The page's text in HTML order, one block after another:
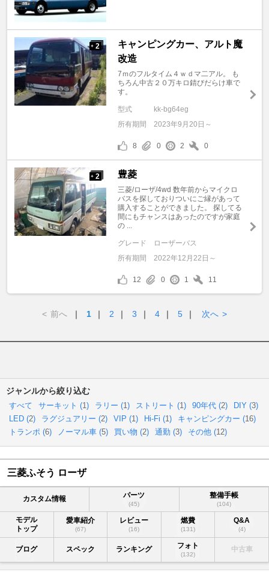
+ 2
キャンピングカー、アルト魔
改造
7ｍのフルタイム４ｗｄマ二アル。 も
ちろん中古２０万キロ錆びだらけ車で
す。
型式
kk-bg64eg
所有期間
2023年9月20日～
8 0 2 0
+ 2 豊菱
三菱/ローザ/4wd 数年前からマイクロ
バスを探しておりついにご縁があって
購入することができました。 探してる
間にもチャンスはあったのですが家庭
の ...
グレード
ローザーバス
所有期間
2022年12月22日～
12 0 1 11
< 前へ ｜ 1 ｜ 2 ｜ 3 ｜ 4 ｜ 5 ｜ 次へ >
ジャンルから絞り込む
すべて サーキット (1) ラリー (1) ストリート (1) 90年代 (2) DIY (3)
LED (2) ラグジュアリー (2) VIP (1) Hi-Fi (1) キャンピングカー (16)
トランポ (6) ノーマル車 (5) 買い物 (2) 通勤 (3) その他 (12)
三菱ふそう ローザ
カスタム情報 パーツ
(45)
整備手帳
(104)
モデル
トップ
愛車紹介
(67)
レビュー
(16)
燃費
(131)
Q&A
(4)
ブログ スペック ランキング フォト
(132)
中古車